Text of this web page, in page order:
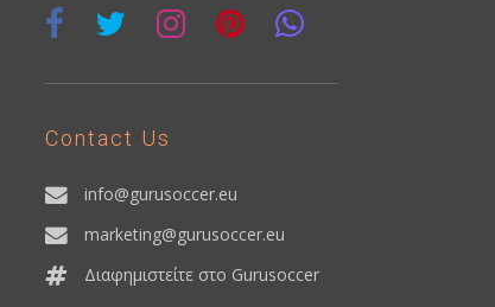
Contact Us
info@gurusoccer.eu
marketing@gurusoccer.eu
Διαφημιστείτε στο Gurusoccer